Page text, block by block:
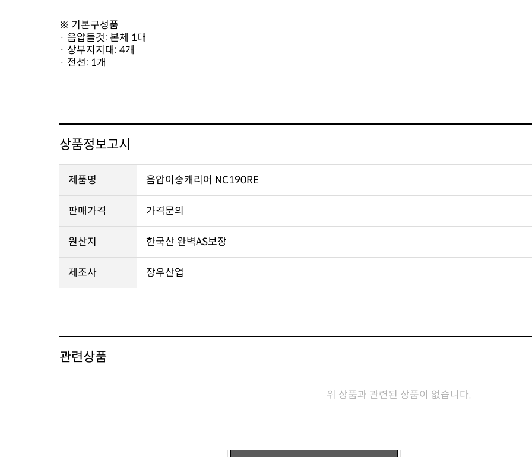
※ 기본구성품
· 음압들것: 본체 1대
· 상부지지대: 4개
· 전선: 1개
상품정보고시
제품명 음압이송캐리어 NC190RE
판매가격 가격문의
원산지 한국산 완벽AS보장
제조사 장우산업
관련상품
위 상품과 관련된 상품이 없습니다.